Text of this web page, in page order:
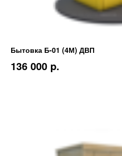
Бытовка Б-01 (4М) ДВП
136 000 p.